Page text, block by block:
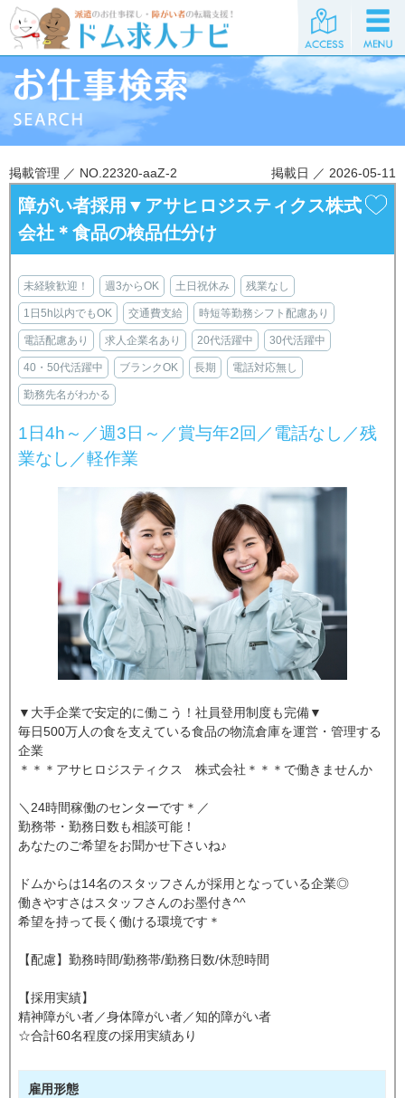
掲載管理 ／ NO.22320-aaZ-2 掲載日 ／ 2026-05-11
障がい者採用▼アサヒロジスティクス株式
会社＊食品の検品仕分け
未経験歓迎！ 週3からOK 土日祝休み 残業なし
1日5h以内でもOK 交通費支給 時短等勤務シフト配慮あり
電話配慮あり 求人企業名あり 20代活躍中 30代活躍中
40・50代活躍中 ブランクOK 長期 電話対応無し
勤務先名がわかる
1日4h～／週3日～／賞与年2回／電話なし／残
業なし／軽作業
▼大手企業で安定的に働こう！社員登用制度も完備▼
毎日500万人の食を支えている食品の物流倉庫を運営・管理する
企業
＊＊＊アサヒロジスティクス 株式会社＊＊＊で働きませんか
＼24時間稼働のセンターです＊／
勤務帯・勤務日数も相談可能！
あなたのご希望をお聞かせ下さいね♪
ドムからは14名のスタッフさんが採用となっている企業◎
働きやすさはスタッフさんのお墨付き^^
希望を持って長く働ける環境です＊
【配慮】勤務時間/勤務帯/勤務日数/休憩時間
【採用実績】
精神障がい者／身体障がい者／知的障がい者
☆合計60名程度の採用実績あり
雇用形態